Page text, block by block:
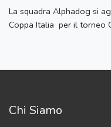
La squadra Alphadog si
Coppa Italia per il torneo
Chi Siamo